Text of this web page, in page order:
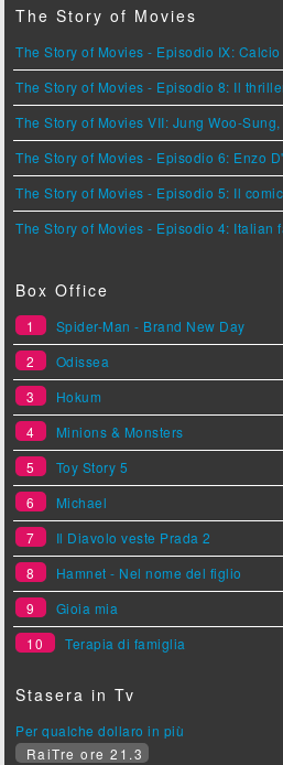
The Story of Movies
The Story of Movies - Episodio IX:
The Story of Movies - Episodio 8: Il
The Story of Movies VII: Jung Woo-
The Story of Movies - Episodio 6: Enzo
The Story of Movies - Episodio 5: Il
The Story of Movies - Episodio 4: Italian
Box Office
1
Spider-Man - Brand New Day
2
Odissea
3
Hokum
4
Minions & Monsters
5
Toy Story 5
6
Michael
7
Il Diavolo veste Prada 2
8
Hamnet - Nel nome del figlio
9
Gioia mia
10
Terapia di famiglia
Stasera in Tv
Per qualche dollaro in più
RaiTre ore 21.3